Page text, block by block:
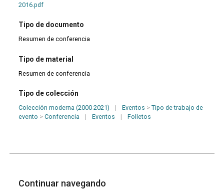
2016.pdf
Tipo de documento
Resumen de conferencia
Tipo de material
Resumen de conferencia
Tipo de colección
Colección moderna (2000-2021) | Eventos >Tipo de trabajo de
evento >Conferencia | Eventos | Folletos
Continuar navegando